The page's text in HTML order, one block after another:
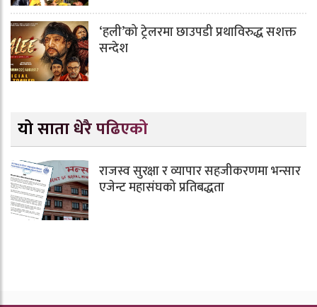
‘हली’को ट्रेलरमा छाउपडी प्रथाविरुद्ध सशक्त
सन्देश
यो साता धेरै पढिएको
राजस्व सुरक्षा र व्यापार सहजीकरणमा भन्सार
एजेन्ट महासंघको प्रतिबद्धता